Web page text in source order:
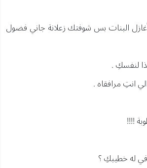
البنات بس شوفتك زعلانة جاني فضول
لنفسكِ .
انتِ مرافقاه .
!!!!
له خطيبكِ ؟